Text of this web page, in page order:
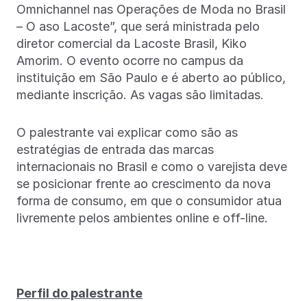
Omnichannel nas Operações de Moda no Brasil
– O aso Lacoste”, que será ministrada pelo
diretor comercial da Lacoste Brasil, Kiko
Amorim. O evento ocorre no campus da
instituição em São Paulo e é aberto ao público,
mediante inscrição. As vagas são limitadas.
O palestrante vai explicar como são as
estratégias de entrada das marcas
internacionais no Brasil e como o varejista deve
se posicionar frente ao crescimento da nova
forma de consumo, em que o consumidor atua
livremente pelos ambientes online e off-line.
Perfil do palestrante